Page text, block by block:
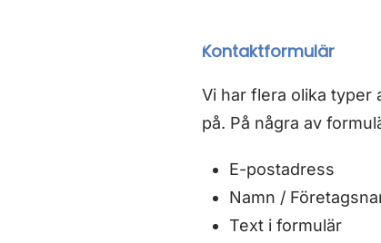
Kontaktformulär
Vi har flera olika typer
på. På några av
E-postadress
Namn /
Text i formulär